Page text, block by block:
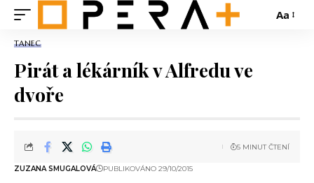
Aa
TANEC
Pirát a lékárník v Alfredu ve
dvoře
ZUZANA SMUGALOVÁ PUBLIKOVÁNO 29/10/2015
5 MINUT ČTENÍ